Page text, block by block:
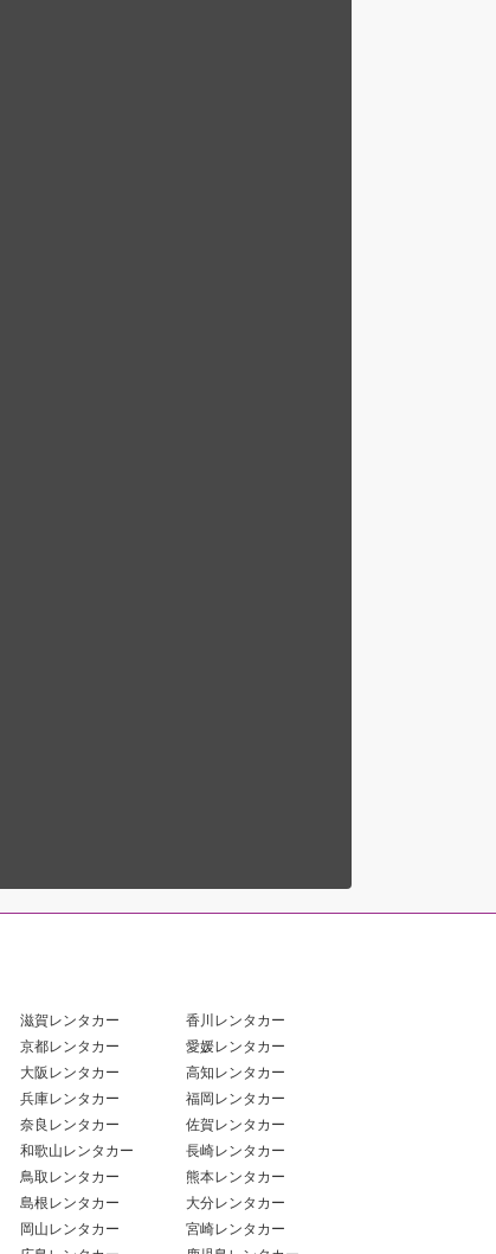
滋賀レンタカー
京都レンタカー
大阪レンタカー
兵庫レンタカー
奈良レンタカー
和歌山レンタカー
鳥取レンタカー
島根レンタカー
岡山レンタカー
香川レンタカー
愛媛レンタカー
高知レンタカー
福岡レンタカー
佐賀レンタカー
長崎レンタカー
熊本レンタカー
大分レンタカー
宮崎レンタカー